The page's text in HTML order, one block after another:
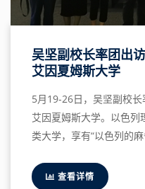
吴坚副校长率团出
艾因夏姆斯大学
5月19-26日，吴坚副校
艾因夏姆斯大学。以色列
类大学，享有“以色列的
查看详情